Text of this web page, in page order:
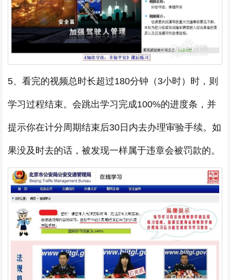
5、看完的视频总时长超过180分钟（3小时）时，则
学习过程结束。会跳出学习完成100%的进度条，并
提示你在计分周期结束后30日内去办理审验手续。如
果没及时去的话，被发现一样属于违章会被罚款的。